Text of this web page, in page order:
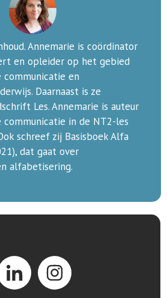
Annemarie is coördinator
en opleider op het gebied
en
Daarnaast is ze
Les. Annemarie is auteur
in de NT2-les
schreef zij Basisboek Alfa
dat gaat over
alfabetisering.